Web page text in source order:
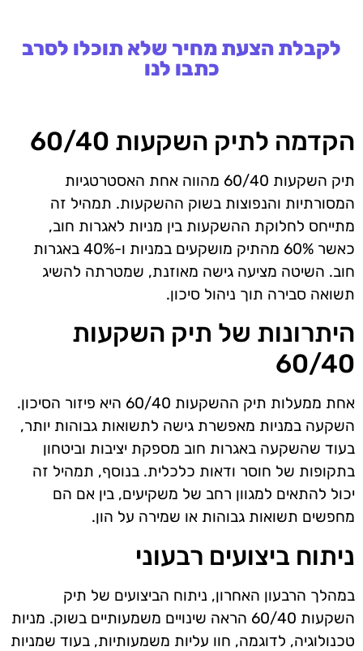
לקבלת הצעת מחיר שלא תוכלו לסרב
כתבו לנו
הקדמה לתיק השקעות 60/40
תיק השקעות 60/40 מהווה אחת האסטרטגיות
המסורתיות והנפוצות בשוק ההשקעות. תמהיל זה
מתייחס לחלוקת ההשקעות בין מניות לאגרות חוב,
כאשר 60% מהתיק מושקעים במניות ו-40% באגרות
חוב. השיטה מציעה גישה מאוזנת, שמטרתה להשיג
תשואה סבירה תוך ניהול סיכון.
היתרונות של תיק השקעות
60/40
אחת ממעלות תיק ההשקעות 60/40 היא פיזור הסיכון.
השקעה במניות מאפשרת גישה לתשואות גבוהות יותר,
בעוד שהשקעה באגרות חוב מספקת יציבות וביטחון
בתקופות של חוסר ודאות כלכלית. בנוסף, תמהיל זה
יכול להתאים למגוון רחב של משקיעים, בין אם הם
מחפשים תשואות גבוהות או שמירה על הון.
ניתוח ביצועים רבעוני
במהלך הרבעון האחרון, ניתוח הביצועים של תיק
השקעות 60/40 הראה שינויים משמעותיים בשוק. מניות
טכנולוגיה, לדוגמה, חוו עליות משמעותיות, בעוד שמניות